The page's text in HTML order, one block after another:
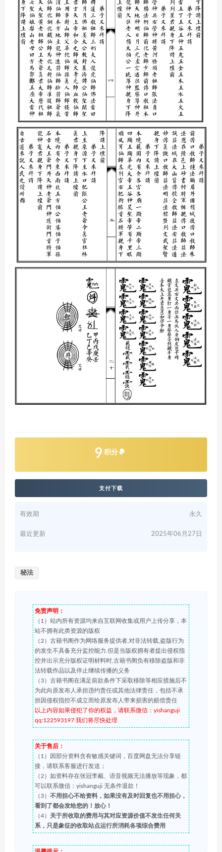
9 积分
支付下载
有效期 永久
最近更新 2025年06月27日
秘法
免责声明：
（1）站内所有资源均来自互联网收集或用户上传分享，本
站不拥有此类资源的版权
（2）古籍书阁作为网络服务提供者,对非法转载,盗版行为
的发生不具备充分监控能力.但是当版权拥有者提出侵权指
控并出示充分版权证明材料时,古籍书阁负有移除盗版和非
法转载作品以及停止继续传播的义务
（3）古籍书阁在满足前款条件下采取移除等相应措施后不
为此向原发布人承担违约责任或其他法律责任，包括不承
担因侵权指控不成立而给原发布人带来损害的赔偿责任
以上内容如果侵犯了你的权益，请联系微信：yishanguji
qq:122593197 我们将尽快处理
关于售后：
（1）因部分资料含有敏感关键词，百度网盘无法分享链
接，请联系客服进行发送；
（2）如资料存在张冠李戴、语音视频无法播放等现象，都
可以联系微信：yishanguji 无条件退款！
（3） 不用担心不给资料，如果没有及时回复也不用担心，
看到了都会发给您的！放心！
（4） 关于所收取的费用与其对应资源价值不发生任何关
系，只是象征的收取站点运行所消耗各项综合费用